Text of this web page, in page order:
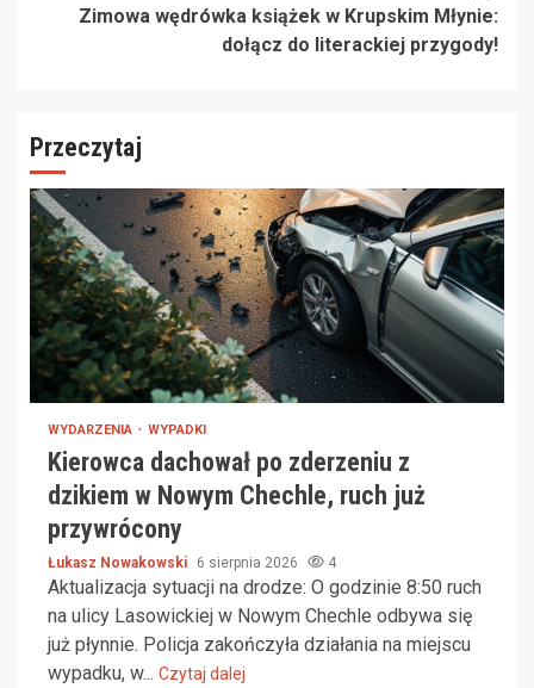
Zimowa wędrówka książek w Krupskim Młynie:
dołącz do literackiej przygody!
Przeczytaj
WYDARZENIA WYPADKI
Kierowca dachował po zderzeniu z
dzikiem w Nowym Chechle, ruch już
przywrócony
Łukasz Nowakowski 6 sierpnia 2026 4
Aktualizacja sytuacji na drodze: O godzinie 8:50 ruch
na ulicy Lasowickiej w Nowym Chechle odbywa się
już płynnie. Policja zakończyła działania na miejscu
wypadku, w... Czytaj dalej